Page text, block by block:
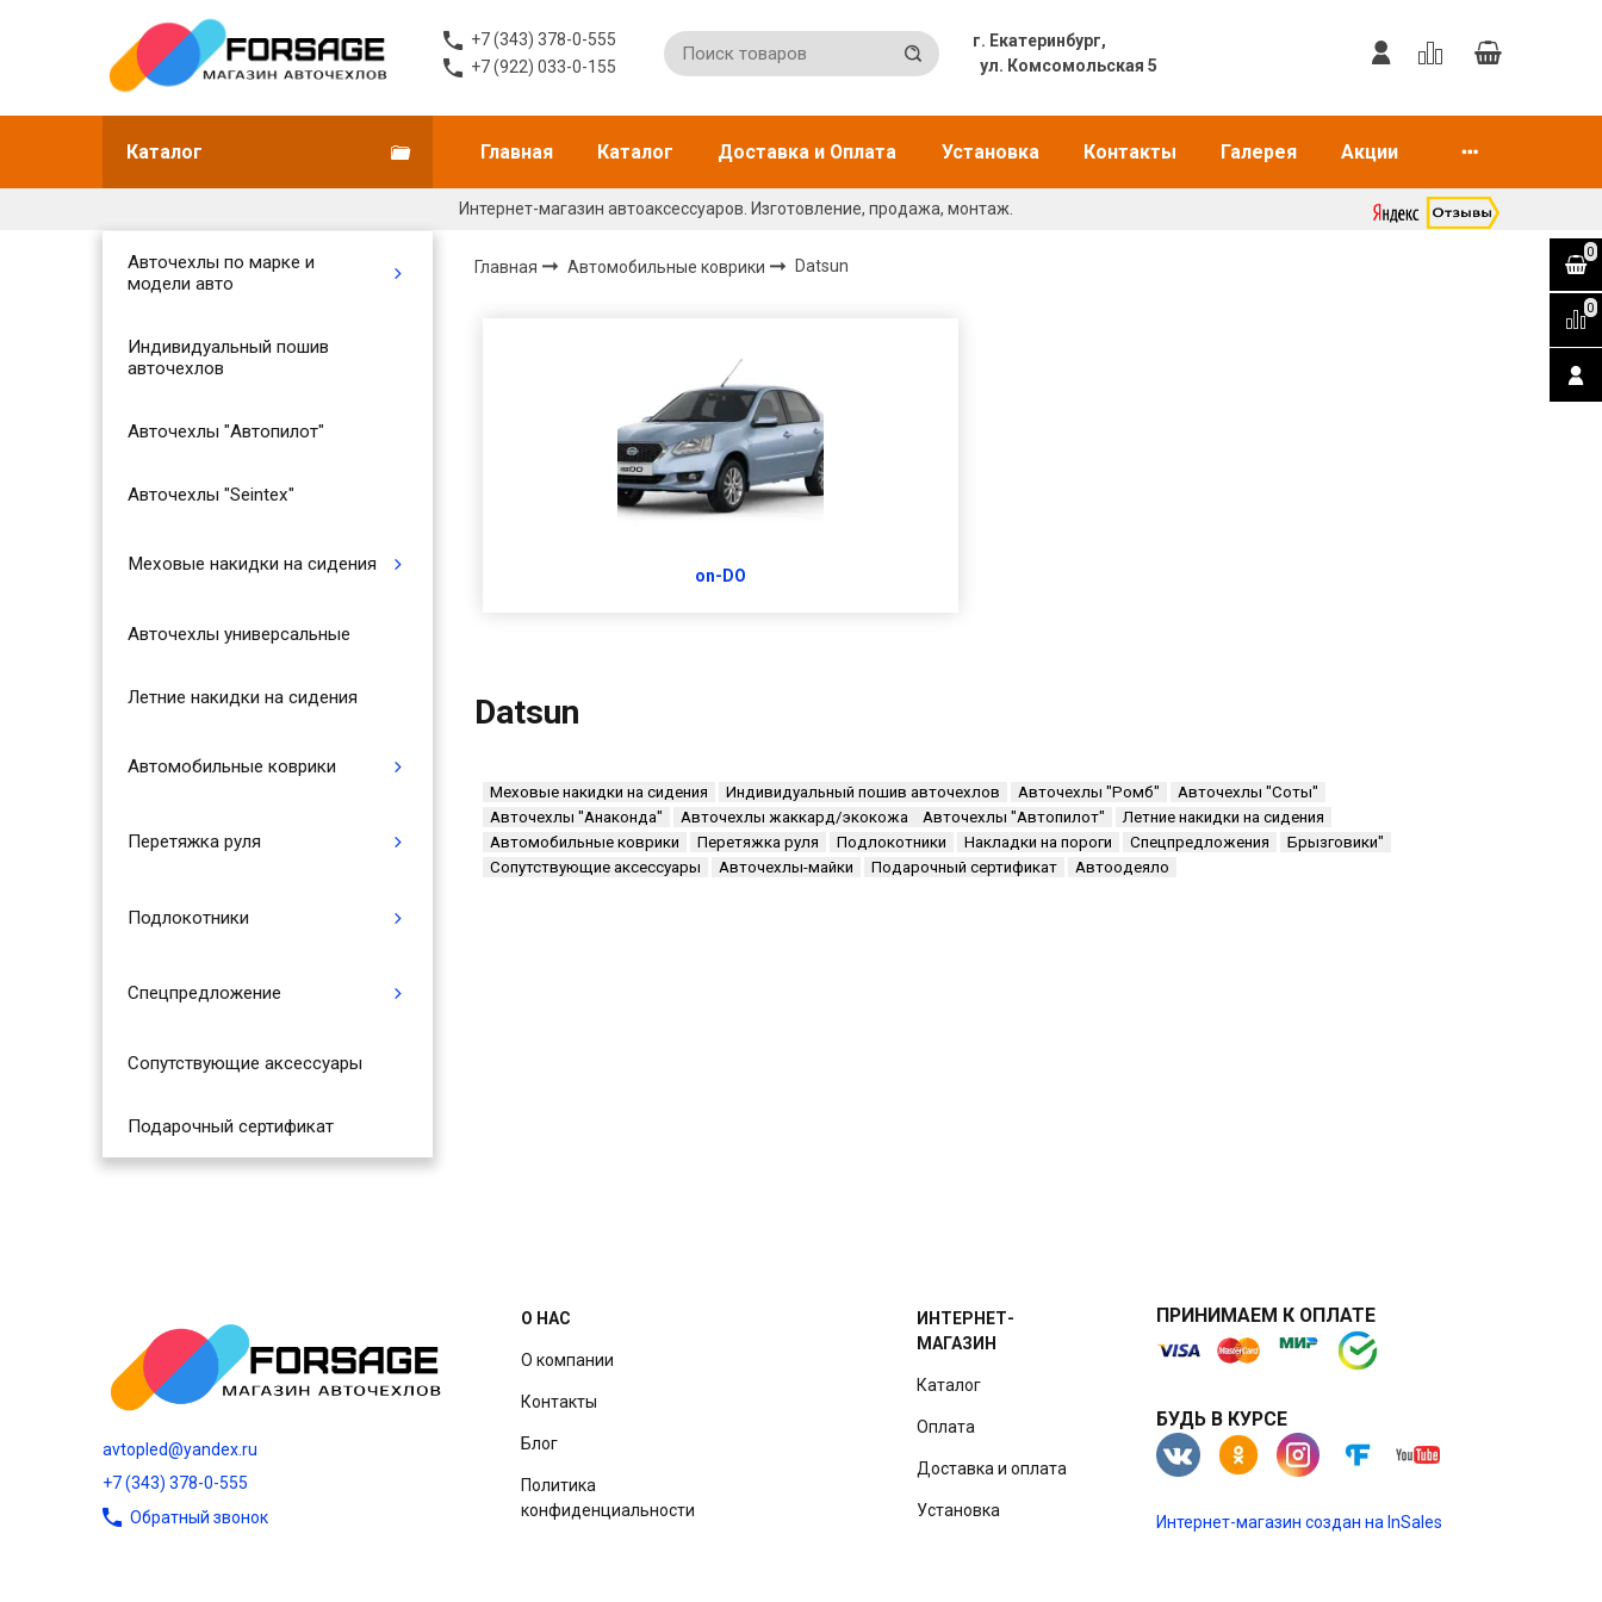
г. Екатеринбург,
ул. Комсомольская 5
+7 (343) 378-0-555
+7 (922) 033-0-155
Каталог Главная Каталог Доставка и Оплата Установка Контакты Галерея Акции
Интернет-магазин автоаксессуаров. Изготовление, продажа, монтаж.
Авточехлы по марке и
модели авто
Индивидуальный пошив
авточехлов
Авточехлы "Автопилот"
Авточехлы "Seintex"
Меховые накидки на сидения
Авточехлы универсальные
Летние накидки на сидения
Автомобильные коврики
Перетяжка руля
Подлокотники
Спецпредложение
Сопутствующие аксессуары
Подарочный сертификат
Главная Автомобильные коврики Datsun
on-DO
Datsun
Меховые накидки на сидения Индивидуальный пошив авточехлов Авточехлы "Ромб"
Авточехлы "Соты"
Авточехлы "Анаконда"
Авточехлы жаккард/экокожа Авточехлы "Автопилот"
Летние накидки на сидения
Автомобильные коврики
Перетяжка руля Подлокотники Накладки на пороги Спецпредложения
Брызговики"
Сопутствующие аксессуары
Авточехлы-майки Подарочный сертификат Автоодеяло
avtopled@yandex.ru
+7 (343) 378-0-555
Обратный звонок
О НАС
О компании
Контакты
Блог
Политика
конфиденциальности
ИНТЕРНЕТ-
МАГАЗИН
Каталог
Оплата
Доставка и оплата
Установка
ПРИНИМАЕМ К ОПЛАТЕ
БУДЬ В КУРСЕ
Интернет-магазин создан на InSales
0
0